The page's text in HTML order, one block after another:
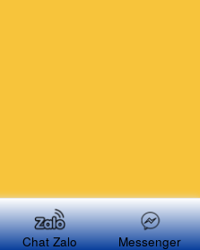
Chat Zalo Messenger